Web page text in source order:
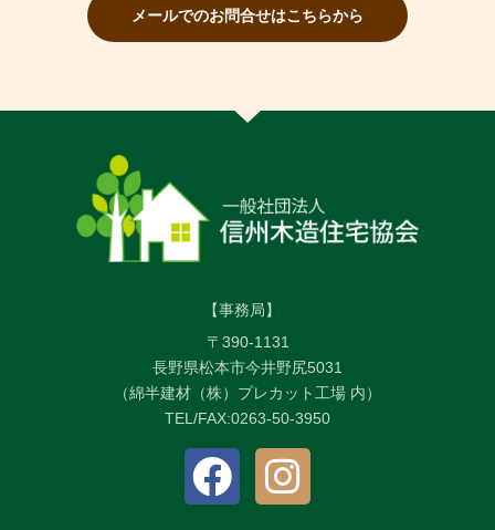
メールでのお問合せはこちらから
【事務局】
〒390-1131
長野県松本市今井野尻5031
（綿半建材（株）プレカット工場 内）
TEL/FAX:0263-50-3950